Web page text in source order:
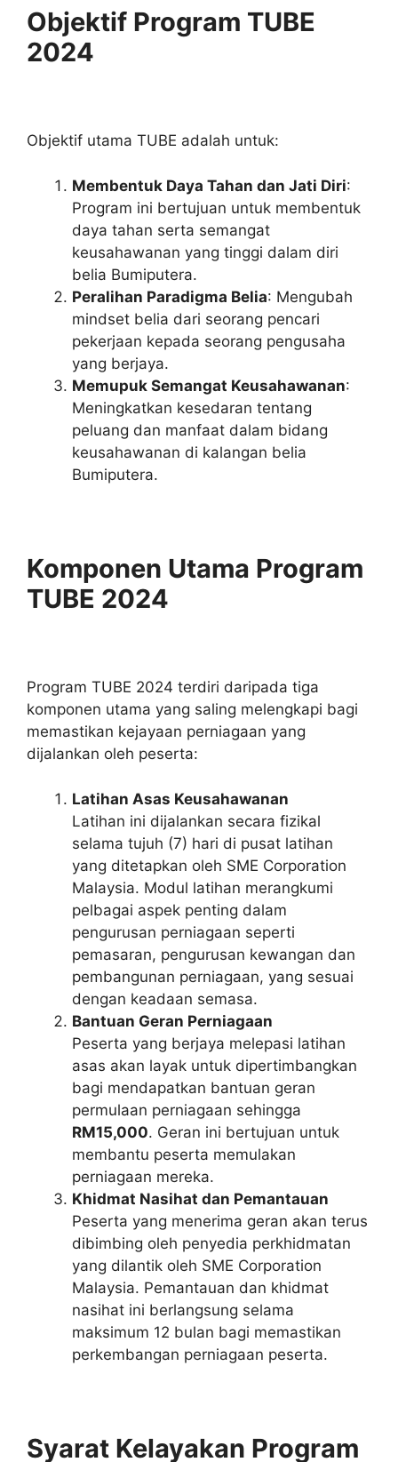
Objektif Program TUBE
2024
Objektif utama TUBE adalah untuk:
Membentuk Daya Tahan dan Jati Diri:
Program ini bertujuan untuk membentuk
daya tahan serta semangat
keusahawanan yang tinggi dalam diri
belia Bumiputera.
Peralihan Paradigma Belia: Mengubah
mindset belia dari seorang pencari
pekerjaan kepada seorang pengusaha
yang berjaya.
Memupuk Semangat Keusahawanan:
Meningkatkan kesedaran tentang
peluang dan manfaat dalam bidang
keusahawanan di kalangan belia
Bumiputera.
Komponen Utama Program
TUBE 2024
Program TUBE 2024 terdiri daripada tiga
komponen utama yang saling melengkapi bagi
memastikan kejayaan perniagaan yang
dijalankan oleh peserta:
Latihan Asas Keusahawanan
Latihan ini dijalankan secara fizikal
selama tujuh (7) hari di pusat latihan
yang ditetapkan oleh SME Corporation
Malaysia. Modul latihan merangkumi
pelbagai aspek penting dalam
pengurusan perniagaan seperti
pemasaran, pengurusan kewangan dan
pembangunan perniagaan, yang sesuai
dengan keadaan semasa.
Bantuan Geran Perniagaan
Peserta yang berjaya melepasi latihan
asas akan layak untuk dipertimbangkan
bagi mendapatkan bantuan geran
permulaan perniagaan sehingga
RM15,000. Geran ini bertujuan untuk
membantu peserta memulakan
perniagaan mereka.
Khidmat Nasihat dan Pemantauan
Peserta yang menerima geran akan terus
dibimbing oleh penyedia perkhidmatan
yang dilantik oleh SME Corporation
Malaysia. Pemantauan dan khidmat
nasihat ini berlangsung selama
maksimum 12 bulan bagi memastikan
perkembangan perniagaan peserta.
Syarat Kelayakan Program